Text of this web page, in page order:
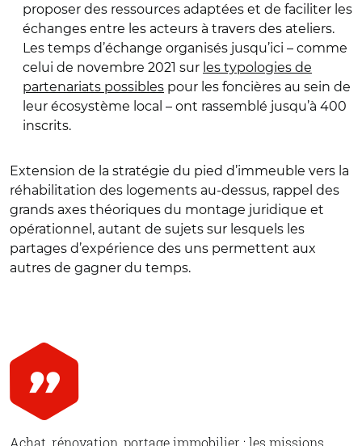
proposer des ressources adaptées et de faciliter les
échanges entre les acteurs à travers des ateliers.
Les temps d’échange organisés jusqu’ici – comme
celui de novembre 2021 sur les typologies de
partenariats possibles pour les foncières au sein de
leur écosystème local – ont rassemblé jusqu’à 400
inscrits.
Extension de la stratégie du pied d’immeuble vers la
réhabilitation des logements au-dessus, rappel des
grands axes théoriques du montage juridique et
opérationnel, autant de sujets sur lesquels les
partages d’expérience des uns permettent aux
autres de gagner du temps.
Achat, rénovation, portage immobilier : les missions